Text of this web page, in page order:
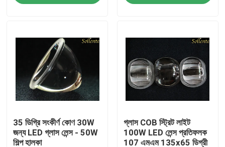
যোগাযোগ করুন
স্ট্রিট লাইট মডিউল
35 ডিগ্রি সংকীর্ণ কোণ 30W
জন্য LED গ্লাস লেন্স - 50W
শিল্প হালকা
গ্লাস COB স্ট্রিট লাইট
100W LED লেন্স প্রতিফলক
107 এমএম 135x65 ডিগ্রী